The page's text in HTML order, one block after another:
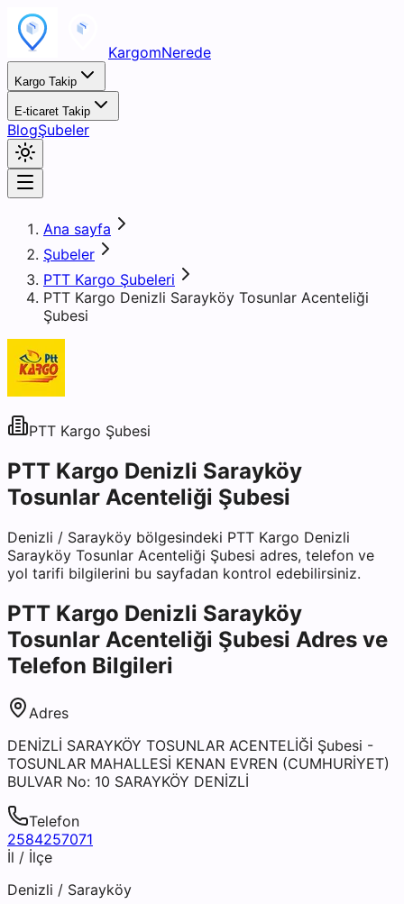
KargomNerede
Kargo Takip
E-ticaret Takip
BlogŞubeler
Ana sayfa
Şubeler
PTT Kargo Şubeleri
PTT Kargo Denizli Sarayköy Tosunlar Acenteliği
Şubesi
PTT Kargo Şubesi
PTT Kargo Denizli Sarayköy
Tosunlar Acenteliği Şubesi
Denizli / Sarayköy bölgesindeki PTT Kargo Denizli
Sarayköy Tosunlar Acenteliği Şubesi adres, telefon ve
yol tarifi bilgilerini bu sayfadan kontrol edebilirsiniz.
PTT Kargo Denizli Sarayköy
Tosunlar Acenteliği Şubesi Adres ve
Telefon Bilgileri
Adres
DENİZLİ SARAYKÖY TOSUNLAR ACENTELİĞİ Şubesi -
TOSUNLAR MAHALLESİ KENAN EVREN (CUMHURİYET)
BULVAR No: 10 SARAYKÖY DENİZLİ
Telefon
2584257071
İl / İlçe
Denizli / Sarayköy